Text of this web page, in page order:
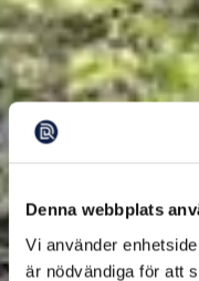
Denna webbplats
Vi använder
är nödvändiga för att